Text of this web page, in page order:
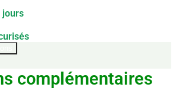
jours
complémentaires